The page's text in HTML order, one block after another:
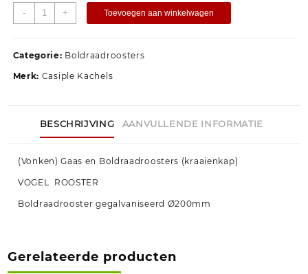
- + Toevoegen aan winkelwagen
Categorie: Boldraadroosters
Merk: Casiple Kachels
BESCHRIJVING AANVULLENDE INFORMATIE
(Vonken) Gaas en Boldraadroosters (kraaienkap)
VOGEL ROOSTER
Boldraadrooster gegalvaniseerd Ø200mm
Gerelateerde producten